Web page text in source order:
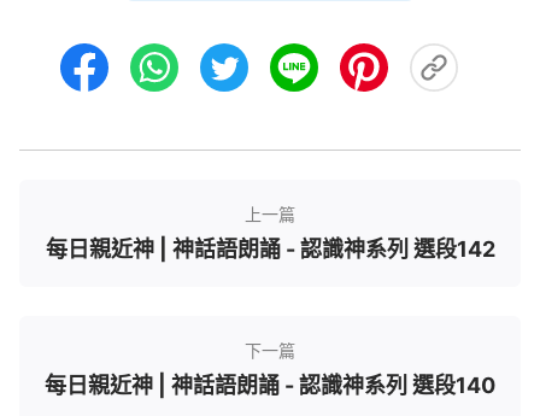
神没有這樣作是因為神的實質——神的聖潔的實質。
他對人的愛、對人的愛惜與珍惜那不是人一句話兩句
己實實際際作出來的，是神的實質的流露。所有神的
的這些作工方式裏，包括神的良苦用心，包括神在人
身上要達到的果效，包括神在人身上采取的不同的方
那神所作的，神所説的，神心裏所想的，包括所有神
流露出來的神的實質，我們能不能説神是聖潔的？
上一篇
每日親近神 | 神話語朗誦 - 認識神系列 選段142
下一篇
每日親近神 | 神話語朗誦 - 認識神系列 選段140